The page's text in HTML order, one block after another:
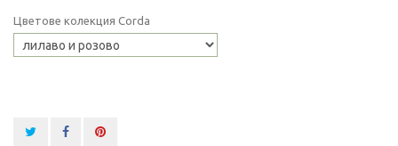
Цветове колекция Corda